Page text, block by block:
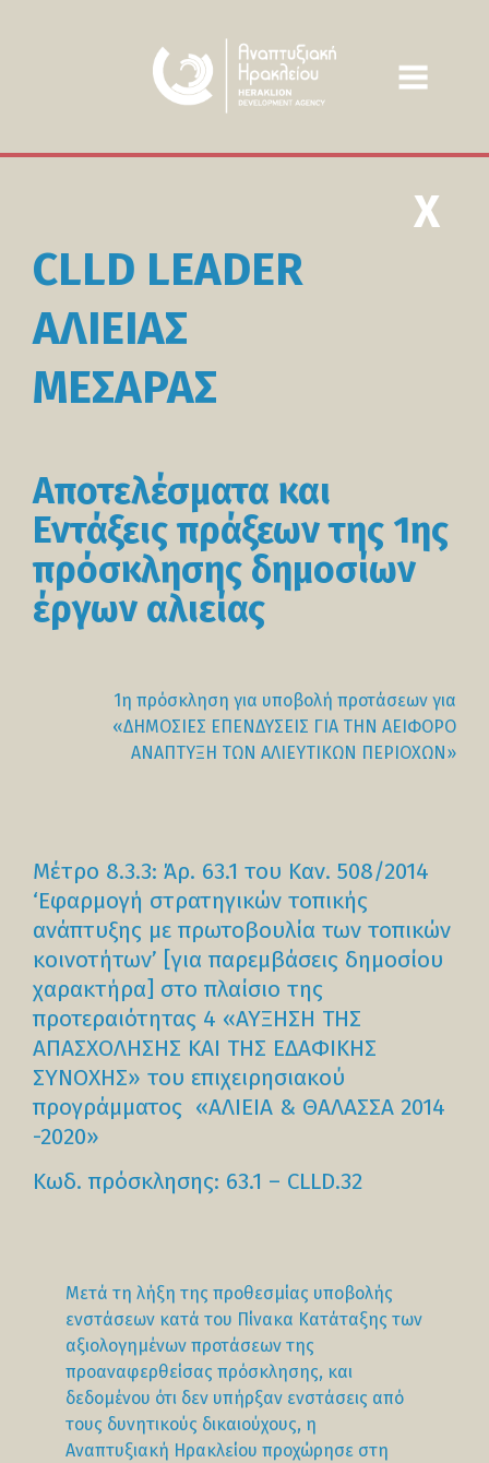
X
CLLD LEADER
ΑΛΙΕΙΑΣ
ΜΕΣΑΡΑΣ
Αποτελέσματα και
Εντάξεις πράξεων της 1ης
πρόσκλησης δημοσίων
έργων αλιείας
1η πρόσκληση για υποβολή προτάσεων για
«ΔΗΜΟΣΙΕΣ ΕΠΕΝΔΥΣΕΙΣ ΓΙΑ ΤΗΝ ΑΕΙΦΟΡΟ
ΑΝΑΠΤΥΞΗ ΤΩΝ ΑΛΙΕΥΤΙΚΩΝ ΠΕΡΙΟΧΩΝ»
Μέτρο 8.3.3: Άρ. 63.1 του Καν. 508/2014
‘Εφαρμογή στρατηγικών τοπικής
ανάπτυξης με πρωτοβουλία των τοπικών
κοινοτήτων’ [για παρεμβάσεις δημοσίου
χαρακτήρα] στο πλαίσιο της
προτεραιότητας 4 «ΑΥΞΗΣΗ ΤΗΣ
ΑΠΑΣΧΟΛΗΣΗΣ ΚΑΙ ΤΗΣ ΕΔΑΦΙΚΗΣ
ΣΥΝΟΧΗΣ» του επιχειρησιακού
προγράμματος «ΑΛΙΕΙΑ & ΘΑΛΑΣΣΑ 2014
-2020»
Κωδ. πρόσκλησης: 63.1 – CLLD.32
Μετά τη λήξη της προθεσμίας υποβολής
ενστάσεων κατά του Πίνακα Κατάταξης των
αξιολογημένων προτάσεων της
προαναφερθείσας πρόσκλησης, και
δεδομένου ότι δεν υπήρξαν ενστάσεις από
τους δυνητικούς δικαιούχους, η
Αναπτυξιακή Ηρακλείου προχώρησε στη